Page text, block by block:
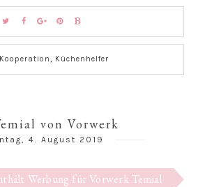
Kooperation Küchenhelfer
von Vorwerk
4. August 2019
Werbung für Vorwerk Temial